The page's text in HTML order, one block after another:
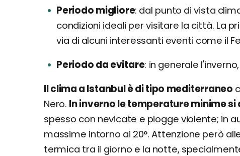
Periodo migliore dal punto di vista
condizioni ideali per visitare la città. La
via di alcuni interessanti eventi come il
Periodo da evitare in generale
Il clima a Istanbul è di tipo mediterraneo
Nero. In inverno le temperature minime
spesso con nevicate e piogge violente; in
massime intorno ai 20°. Attenzione però
termica tra il giorno e la notte,